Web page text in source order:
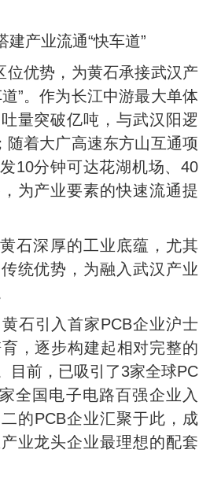
建产业流通“快车道”
位优势，为黄石承接武汉产
”。作为长江中游最大单体
量突破亿吨，与武汉阳逻
随着大广高速东方山互通项
10分钟可达花湖机场、40
为产业要素的快速流通提
石深厚的工业底蕴，尤其
统优势，为融入武汉产业
石引入首家PCB企业沪士
，逐步构建起相对完整的
目前，已吸引了3家全球PC
全国电子电路百强企业入
的PCB企业汇聚于此，成
业龙头企业最理想的配套